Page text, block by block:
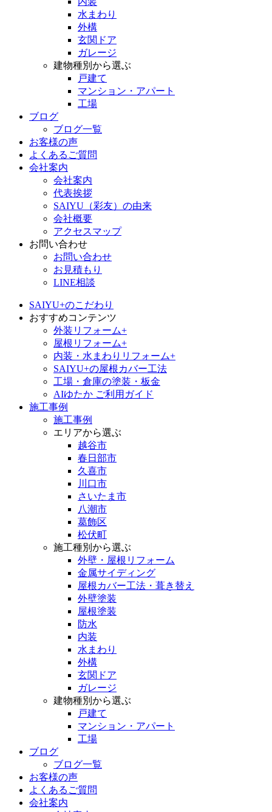
水まわり
外構
玄関ドア
ガレージ
建物種別から選ぶ
戸建て
マンション・アパート
工場
ブログ
ブログ一覧
お客様の声
よくあるご質問
会社案内
会社案内
代表挨拶
SAIYU（彩友）の由来
会社概要
アクセスマップ
お問い合わせ
お問い合わせ
お見積もり
LINE相談
SAIYU+のこだわり
おすすめコンテンツ
外装リフォーム+
屋根リフォーム+
内装・水まわりリフォーム+
SAIYU+の屋根カバー工法
工場・倉庫の塗装・板金
AIゆたか ご利用ガイド
施工事例
施工事例
エリアから選ぶ
越谷市
春日部市
久喜市
川口市
さいたま市
八潮市
葛飾区
松伏町
施工種別から選ぶ
外壁・屋根リフォーム
金属サイディング
屋根カバー工法・葺き替え
外壁塗装
屋根塗装
防水
内装
水まわり
外構
玄関ドア
ガレージ
建物種別から選ぶ
戸建て
マンション・アパート
工場
ブログ
ブログ一覧
お客様の声
よくあるご質問
会社案内